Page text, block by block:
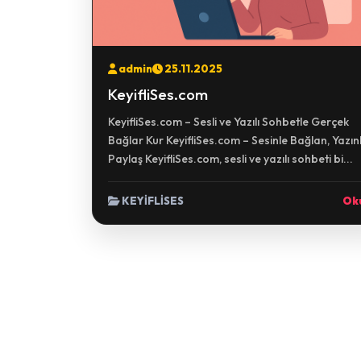
admin 25.11.2025
KeyifliSes.com
KeyifliSes.com – Sesli ve Yazılı Sohbetle Gerçek
Bağlar Kur KeyifliSes.com – Sesinle Bağlan,
Paylaş KeyifliSes.com, sesli ve yazılı sohbeti bi...
KEYİFLİSES